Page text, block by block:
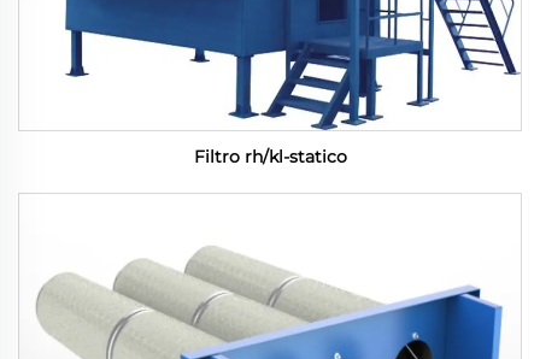
Filtro rh/kl-statico